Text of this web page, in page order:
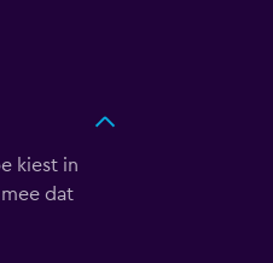
kiest in
dat